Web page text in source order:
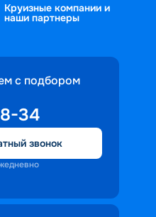
Круизные компании и
наши партнеры
с подбором
34
звонок